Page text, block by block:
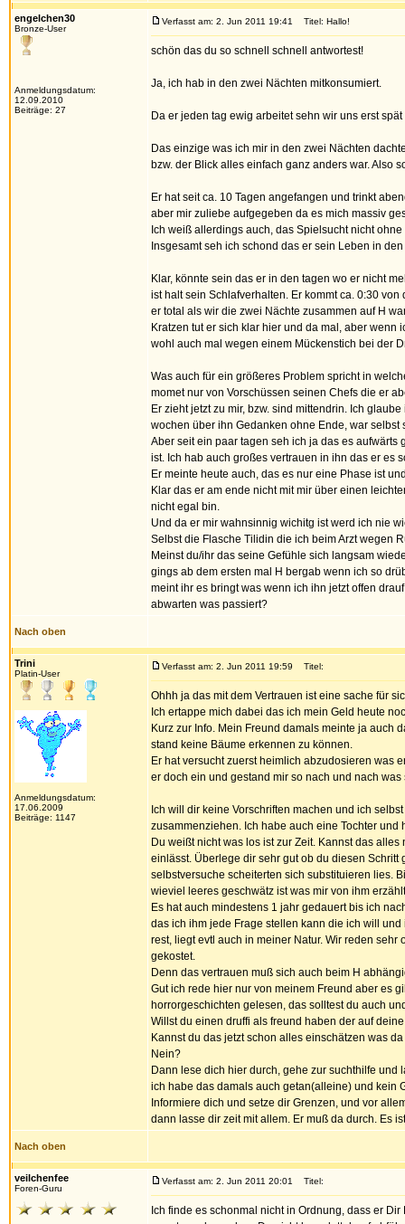
engelchen30
Bronze-User
Anmeldungsdatum:
12.09.2010
Beiträge: 27
Verfasst am: 2. Jun 2011 19:41 Titel: Hallo!
schön das du so schnell schnell antwortest!
Ja, ich hab in den zwei Nächten mitkonsumiert.
Da er jeden tag ewig arbeitet sehn wir uns erst
Das einzige was ich mir in den zwei Nächten
bzw. der Blick alles einfach ganz anders war. Also
Er hat seit ca. 10 Tagen angefangen und trinkt
aber mir zuliebe aufgegeben da es mich massiv
Ich weiß allerdings auch, das Spielsucht nicht
Insgesamt seh ich schond das er sein Leben in
Klar, könnte sein das er in den tagen wo er nicht
ist halt sein Schlafverhalten. Er kommt ca. 0:30
er total als wir die zwei Nächte zusammen auf H
Kratzen tut er sich klar hier und da mal, aber
wohl auch mal wegen einem Mückenstich bei der
Was auch für ein größeres Problem spricht in
momet nur von Vorschüssen seinen Chefs die er
Er zieht jetzt zu mir, bzw. sind mittendrin. Ich
wochen über ihn Gedanken ohne Ende, war
Aber seit ein paar tagen seh ich ja das es
ist. Ich hab auch großes vertrauen in ihn das er es
Er meinte heute auch, das es nur eine Phase ist
Klar das er am ende nicht mit mir über einen
nicht egal bin.
Und da er mir wahnsinnig wichitg ist werd ich nie
Selbst die Flasche Tilidin die ich beim Arzt wegen
Meinst du/ihr das seine Gefühle sich langsam
gings ab dem ersten mal H bergab wenn ich so
meint ihr es bringt was wenn ich ihn jetzt offen
abwarten was passiert?
Nach oben
Trini
Platin-User
Anmeldungsdatum:
17.06.2009
Beiträge: 1147
Verfasst am: 2. Jun 2011 19:59 Titel:
Ohhh ja das mit dem Vertrauen ist eine sache für
Ich ertappe mich dabei das ich mein Geld heute
Kurz zur Info. Mein Freund damals meinte ja auch
stand keine Bäume erkennen zu können.
Er hat versucht zuerst heimlich abzudosieren was
er doch ein und gestand mir so nach und nach was
Ich will dir keine Vorschriften machen und ich
zusammenziehen. Ich habe auch eine Tochter und
Du weißt nicht was los ist zur Zeit. Kannst das
einlässt. Überlege dir sehr gut ob du diesen
selbstversuche scheiterten sich substituieren lies.
wieviel leeres geschwätz ist was mir von ihm
Es hat auch mindestens 1 jahr gedauert bis ich
das ich ihm jede Frage stellen kann die ich will
rest, liegt evtl auch in meiner Natur. Wir reden
gekostet.
Denn das vertrauen muß sich auch beim H
Gut ich rede hier nur von meinem Freund aber es
horrorgeschichten gelesen, das solltest du auch
Willst du einen druffi als freund haben der auf
Kannst du das jetzt schon alles einschätzen was
Nein?
Dann lese dich hier durch, gehe zur suchthilfe
ich habe das damals auch getan(alleine) und kein
Informiere dich und setze dir Grenzen, und vor
dann lasse dir zeit mit allem. Er muß da durch. Es
Nach oben
veilchenfee
Foren-Guru
Verfasst am: 2. Jun 2011 20:01 Titel:
Ich finde es schonmal nicht in Ordnung, dass er